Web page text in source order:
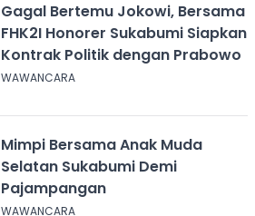
Gagal Bertemu Jokowi, Bersama
FHK2I Honorer Sukabumi Siapkan
Kontrak Politik dengan Prabowo
WAWANCARA
Mimpi Bersama Anak Muda
Selatan Sukabumi Demi
Pajampangan
WAWANCARA